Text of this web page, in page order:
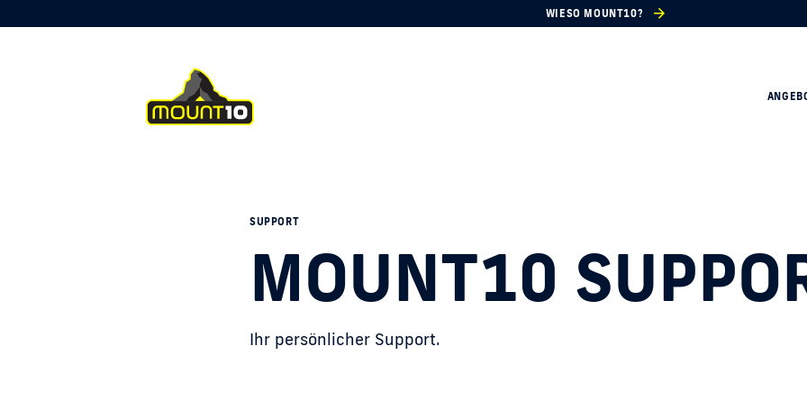
WIESO MOUNT10?
SUPPORT
MOUNT10
Ihr persönlicher Support.